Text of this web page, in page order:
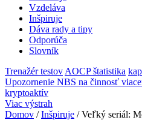
Vzdeláva
Inšpiruje
Dáva rady a tipy
Odporúča
Slovník
Trenažér testov AOCP štatistika
Upozornenie NBS na činnosť
kryptoaktív
Viac výstrah
Domov /Inšpiruje /Veľký seriál: